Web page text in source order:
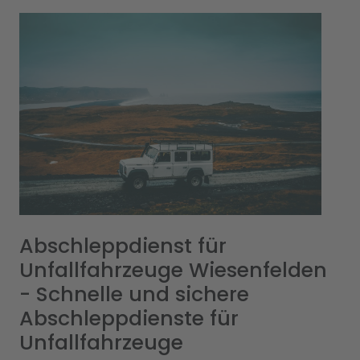
Abschleppdienst für
Unfallfahrzeuge Wiesenfelden
- Schnelle und sichere
Abschleppdienste für
Unfallfahrzeuge